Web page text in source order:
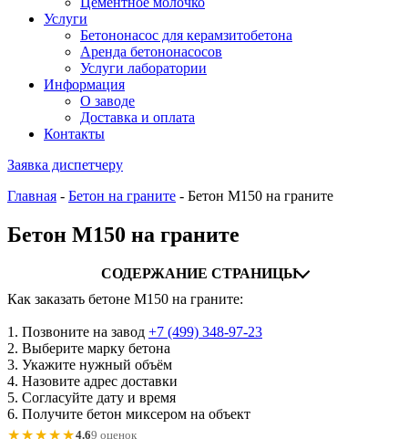
Услуги
Бетононасос для керамзитобетона
Аренда бетононасосов
Услуги лаборатории
Информация
О заводе
Доставка и оплата
Контакты
Заявка диспетчеру
Главная - Бетон на граните - Бетон М150 на граните
Бетон М150 на граните
СОДЕРЖАНИЕ СТРАНИЦЫ
Как заказать бетоне М150 на граните:
1. Позвоните на завод +7 (499) 348-97-23
2. Выберите марку бетона
3. Укажите нужный объём
4. Назовите адрес доставки
5. Согласуйте дату и время
6. Получите бетон миксером на объект
★★★★★4.69 оценок